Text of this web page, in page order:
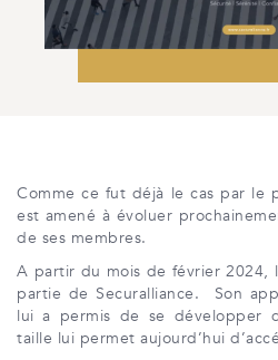
Comme ce fut déjà le cas par le
est amené à évoluer
de ses membres.
A partir du mois de février 2024,
partie de Securalliance. Son
lui a permis de se développer
taille lui permet aujourd’hui